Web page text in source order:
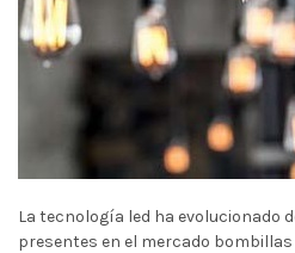
La tecnología led ha evolucionado
presentes en el mercado bombillas